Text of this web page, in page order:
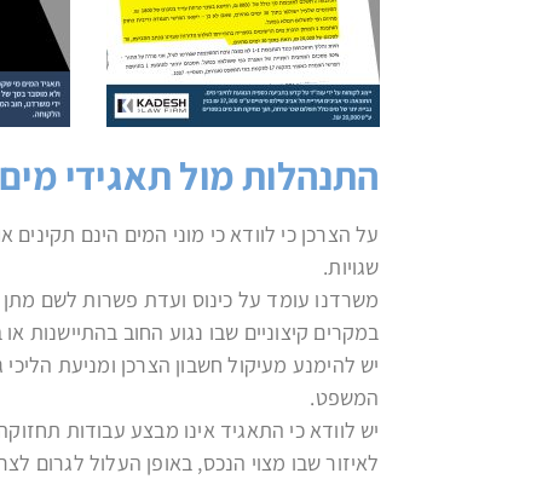
התנהלות מול תאגידי
על הצרכן כי לוודא כי מוני המים הינם
שגויות.
משרדנו עומד על כינוס ועדת פשרות לשם מתן
במקרים קיצוניים שבו נגוע החוב בהתיישנות
יש להימנע מעיקול חשבון הצרכן ומניעת
המשפט.
יש לוודא כי התאגיד אינו מבצע עבודות
לאיזור שבו מצוי הנכס, באופן העלול לגרום